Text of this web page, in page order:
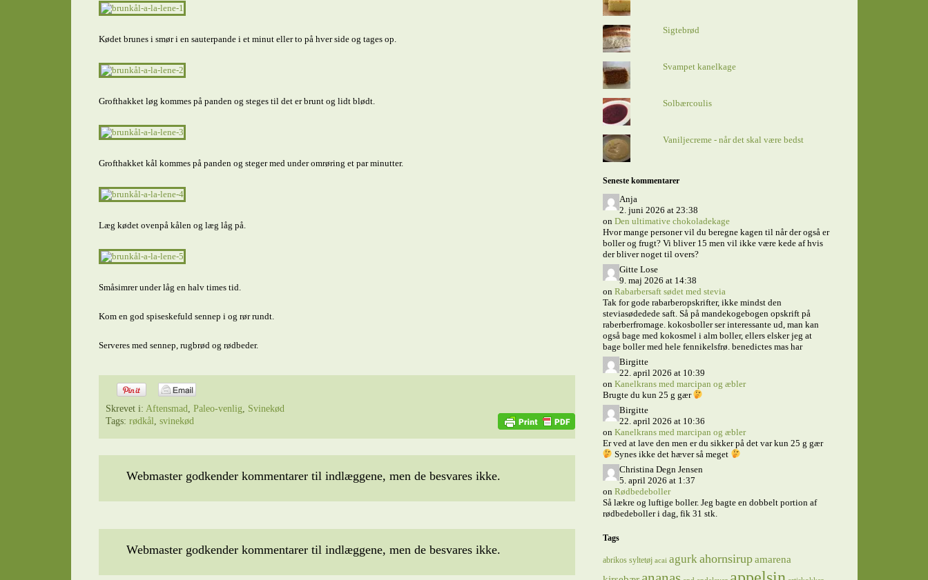
Kødet brunes i smør i en sauterpande i et minut eller to på hver side og tages op.
Grofthakket løg kommes på panden og steges til det er brunt og lidt blødt.
Grofthakket kål kommes på panden og steger med under omrøring et par minutter.
Læg kødet ovenpå kålen og læg låg på.
Småsimrer under låg en halv times tid.
Kom en god spiseskefuld sennep i og rør rundt.
Serveres med sennep, rugbrød og rødbeder.
Skrevet i: Aftensmad, Paleo-venlig, Svinekød
Tags: rødkål, svinekød
Webmaster godkender kommentarer til indlæggene, men de besvares ikke.
Webmaster godkender kommentarer til indlæggene, men de besvares ikke.
Sigtebrød
Svampet kanelkage
Solbærcoulis
Vaniljecreme - når det skal være bedst
Seneste kommentarer
Anja
2. juni 2026 at 23:38
on Den ultimative chokoladekage
Hvor mange personer vil du beregne kagen til når der også er
boller og frugt? Vi bliver 15 men vil ikke være kede af hvis
der bliver noget til overs?
Gitte Lose
9. maj 2026 at 14:38
on Rabarbersaft sødet med stevia
Tak for gode rabarberopskrifter, ikke mindst den
steviasødedede saft. Så på mandekogebogen opskrift på
raberberfromage. kokosboller ser interessante ud, man kan
også bage med kokosmel i alm boller, ellers elsker jeg at
bage boller med hele fennikelsfrø. benedictes mas har
Birgitte
22. april 2026 at 10:39
on Kanelkrans med marcipan og æbler
Brugte du kun 25 g gær
Birgitte
22. april 2026 at 10:36
on Kanelkrans med marcipan og æbler
Er ved at lave den men er du sikker på det var kun 25 g gær
Synes ikke det hæver så meget
Christina Degn Jensen
5. april 2026 at 1:37
on Rødbedeboller
Så lækre og luftige boller. Jeg bagte en dobbelt portion af
rødbedeboller i dag, fik 31 stk.
Tags
abrikos syltetøj acai agurkahornsirup amarena